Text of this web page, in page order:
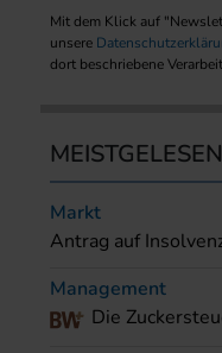
Mit dem Klick auf
unsere
dort beschriebene
MEISTGELESEN
Markt
Antrag auf
Management
Die